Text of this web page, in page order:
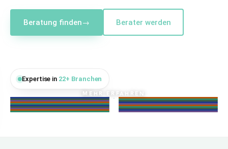
Beratung finden→ Berater werden
Expertise in 22+ Branchen
Banken
Health Care
Tech & Telco
TECH & DIGITAL
Logistik
ENERGIE & PUBLIC
FINANCIAL SERVICES
LIFE SCIENCES
TECH & DIGITAL
INDUSTRIE
ENERGIE & PUBLIC
ENERGIE & PUBLIC
LIFE SCIENCES
FINANCIAL SERVICES
CONSUMER
MEHR ERFAHREN